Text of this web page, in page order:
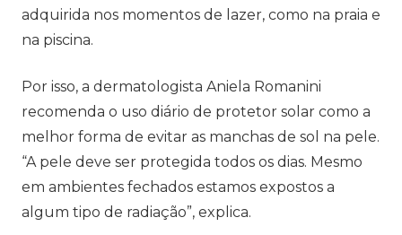
adquirida nos momentos de lazer, como na praia e
na piscina.
Por isso, a dermatologista Aniela Romanini
recomenda o uso diário de protetor solar como a
melhor forma de evitar as manchas de sol na pele.
“A pele deve ser protegida todos os dias. Mesmo
em ambientes fechados estamos expostos a
algum tipo de radiação”, explica.